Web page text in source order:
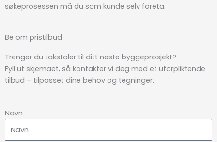
søkeprosessen må du som kunde selv foreta.
Be om pristilbud
Trenger du takstoler til ditt neste byggeprosjekt?
Fyll ut skjemaet, så kontakter vi deg med et uforpliktende
tilbud – tilpasset dine behov og tegninger.
Navn